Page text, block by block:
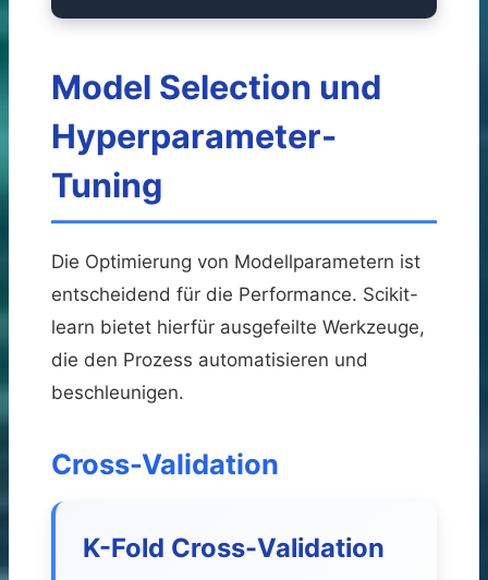
Model Selection und
Hyperparameter-
Tuning
Die Optimierung von Modellparametern ist
entscheidend für die Performance. Scikit-
learn bietet hierfür ausgefeilte Werkzeuge,
die den Prozess automatisieren und
beschleunigen.
Cross-Validation
K-Fold Cross-Validation